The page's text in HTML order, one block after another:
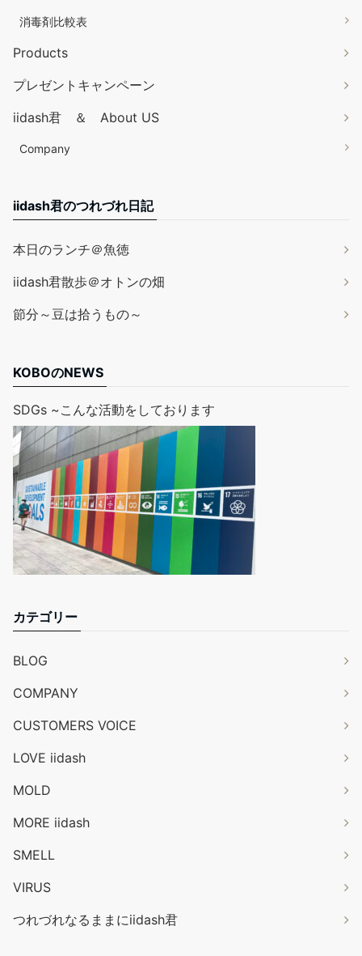
消毒剤比較表
Products
プレゼントキャンペーン
iidash君 ＆ About US
Company
iidash君のつれづれ日記
本日のランチ＠魚徳
iidash君散歩＠オトンの畑
節分～豆は拾うもの～
KOBOのNEWS
SDGs ~こんな活動をしております
カテゴリー
BLOG
COMPANY
CUSTOMERS VOICE
LOVE iidash
MOLD
MORE iidash
SMELL
VIRUS
つれづれなるままにiidash君